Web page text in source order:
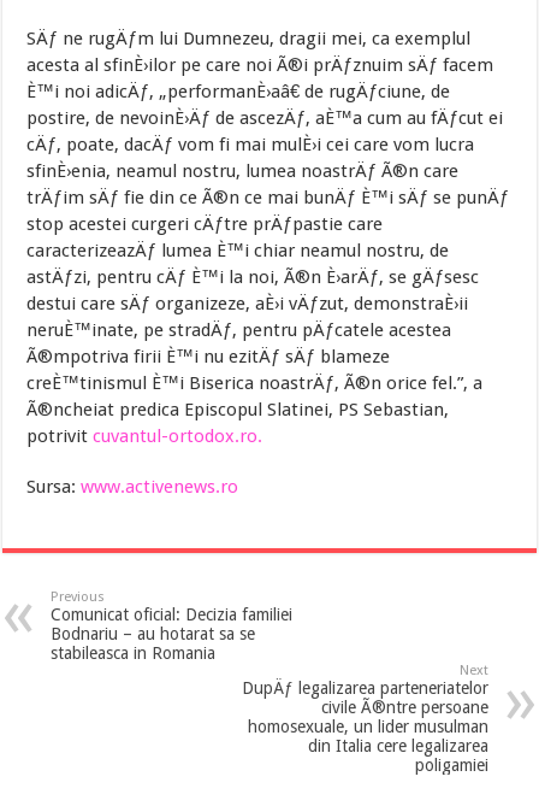
SÄƒ ne rugÄƒm lui Dumnezeu, dragii mei, ca exemplul
acesta al sfinÈ›ilor pe care noi Ã®i prÄƒznuim sÄƒ facem
È™i noi adicÄƒ, „performanÈ›aâ€ de rugÄƒciune, de
postire, de nevoinÈ›Äƒ de ascezÄƒ, aÈ™a cum au fÄƒcut ei
cÄƒ, poate, dacÄƒ vom fi mai mulÈ›i cei care vom lucra
sfinÈ›enia, neamul nostru, lumea noastrÄƒ Ã®n care
trÄƒim sÄƒ fie din ce Ã®n ce mai bunÄƒ È™i sÄƒ se punÄƒ
stop acestei curgeri cÄƒtre prÄƒpastie care
caracterizeazÄƒ lumea È™i chiar neamul nostru, de
astÄƒzi, pentru cÄƒ È™i la noi, Ã®n È›arÄƒ, se gÄƒsesc
destui care sÄƒ organizeze, aÈ›i vÄƒzut, demonstraÈ›ii
neruÈ™inate, pe stradÄƒ, pentru pÄƒcatele acestea
Ã®mpotriva firii È™i nu ezitÄƒ sÄƒ blameze
creÈ™tinismul È™i Biserica noastrÄƒ, Ã®n orice fel.”, a
Ã®ncheiat predica Episcopul Slatinei, PS Sebastian,
potrivit cuvantul-ortodox.ro.
Sursa: www.activenews.ro
Previous
Comunicat oficial: Decizia familiei
Bodnariu – au hotarat sa se
stabileasca in Romania
Next
DupÄƒ legalizarea parteneriatelor
civile Ã®ntre persoane
homosexuale, un lider musulman
din Italia cere legalizarea
poligamiei